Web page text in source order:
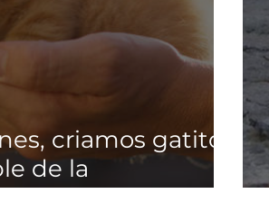
criamos gatitos.
de la